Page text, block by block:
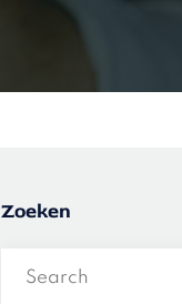
Zoeken